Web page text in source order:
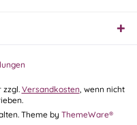
zzgl. Versandkosten, wenn nicht
Theme by ThemeWare®